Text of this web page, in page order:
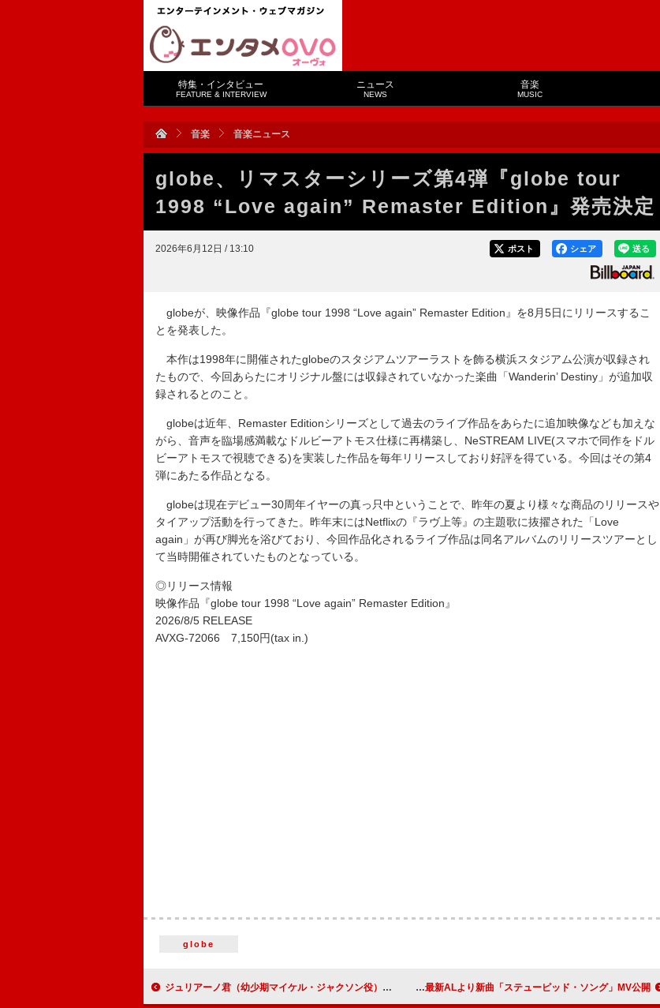
特集・インタビュー
FEATURE & INTERVIEW
ニュース
NEWS
音楽
MUSIC
音楽 音楽ニュース
globe、リマスターシリーズ第4弾『globe tour
1998 “Love again” Remaster Edition』発売決定
2026年6月12日 / 13:10 送る
シェア
ポスト
globeが、映像作品『globe tour 1998 “Love again” Remaster Edition』を8月5日にリリースするこ
とを発表した。
本作は1998年に開催されたglobeのスタジアムツアーラストを飾る横浜スタジアム公演が収録され
たもので、今回あらたにオリジナル盤には収録されていなかった楽曲「Wanderin’ Destiny」が追加収
録されるとのこと。
globeは近年、Remaster Editionシリーズとして過去のライブ作品をあらたに追加映像なども加えな
がら、音声を臨場感満載なドルビーアトモス仕様に再構築し、NeSTREAM LIVE(スマホで同作をドル
ビーアトモスで視聴できる)を実装した作品を毎年リリースしており好評を得ている。今回はその第4
弾にあたる作品となる。
globeは現在デビュー30周年イヤーの真っ只中ということで、昨年の夏より様々な商品のリリースや
タイアップ活動を行ってきた。昨年末にはNetflixの『ラヴ上等』の主題歌に抜擢された「Love
again」が再び脚光を浴びており、今回作品化されるライブ作品は同名アルバムのリリースツアーとし
て当時開催されていたものとなっている。
◎リリース情報
映像作品『globe tour 1998 “Love again” Remaster Edition』
2026/8/5 RELEASE
AVXG-72066 7,150円(tax in.)
globe
ジュリアーノ君（幼少期マイケル・ジャクソン役）の特別映像解禁、映画『Michael／マイケル』グッズが当たるキャンペーンも オリヴィア・ロドリゴ、最新ALより新曲「ステューピッド・ソング」MV公開